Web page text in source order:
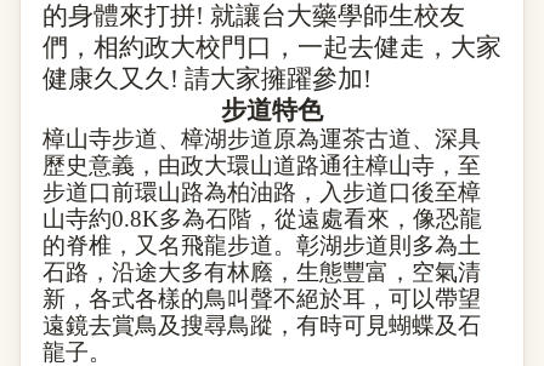
的身體來打拼! 就讓台大藥學師生校友
們，相約政大校門口，一起去健走，大家
健康久又久 ! 請大家擁躍參加!
步道特色
樟山寺步道、樟湖步道原為運茶古道、深具
歷史意義，由政大環山道路通往樟山寺，至
步道口前環山路為柏油路，入步道口後至樟
山寺約0.8K多為石階，從遠處看來，像恐龍
的脊椎，又名飛龍步道。彰湖步道則多為土
石路，沿途大多有林廕，生態豐富，空氣清
新，各式各樣的鳥叫聲不絕於耳，可以帶望
遠鏡去賞鳥及搜尋鳥蹤，有時可見蝴蝶及石
龍子。